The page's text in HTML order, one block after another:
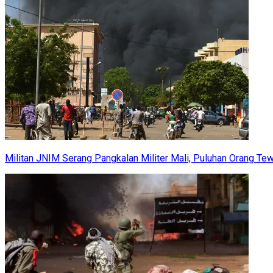
Militan JNIM Serang Pangkalan Militer Mali, Puluhan Orang